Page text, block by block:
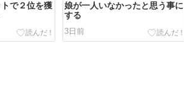
で２位を獲
娘が一人いなかったと思う事に
する
3日前